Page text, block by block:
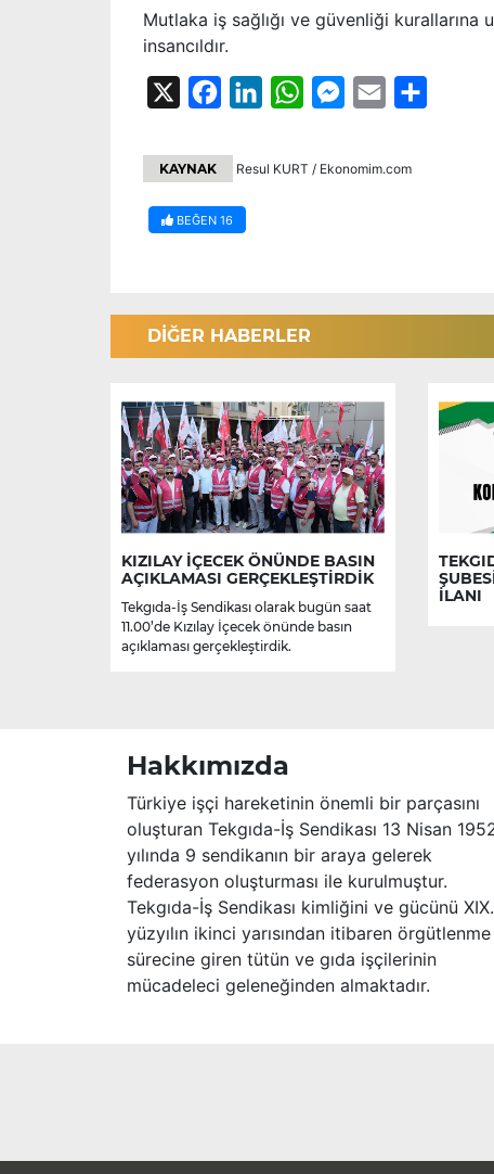
Mutlaka iş sağlığı ve güvenliği
insancıldır.
FacebookLinkedInWhatsAppMessenger
Email
KAYNAK Resul KURT / Ekonomim.com
BEĞEN 16
DİĞER HABERLER
KIZILAY İÇECEK ÖNÜNDE BASIN
AÇIKLAMASI GERÇEKLEŞTİRDİK
Tekgıda-İş Sendikası olarak bugün saat
11.00’de Kızılay İçecek önünde basın
açıklaması gerçekleştirdik.
İLANI
Hakkımızda
Türkiye işçi hareketinin önemli bir parçasını
oluşturan Tekgıda-İş Sendikası 13 Nisan
yılında 9 sendikanın bir araya gelerek
federasyon oluşturması ile kurulmuştur.
Tekgıda-İş Sendikası kimliğini ve gücünü XIX.
yüzyılın ikinci yarısından itibaren örgütlenme
sürecine giren tütün ve gıda işçilerinin
mücadeleci geleneğinden almaktadır.